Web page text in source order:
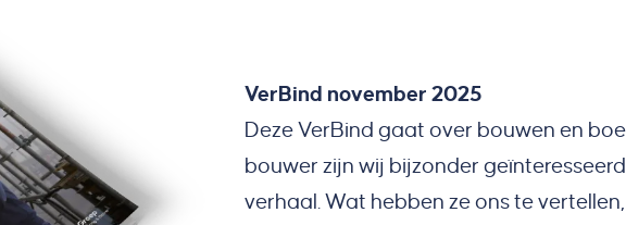
VerBind november 2025
Deze VerBind gaat over bouwen en
bouwer zijn wij bijzonder
verhaal. Wat hebben ze ons te